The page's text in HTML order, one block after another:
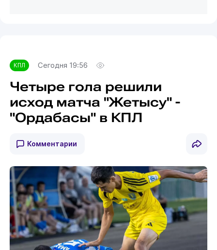
КПЛ Сегодня 19:56
Четыре гола решили
исход матча "Жетысу" -
"Ордабасы" в КПЛ
Комментарии